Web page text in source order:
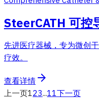
SteerCATH 可控
先进医疗器械，专为微创
疗效。
查看详情
上一页123...11下一页